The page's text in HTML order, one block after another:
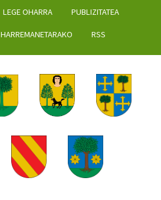
LEGE OHARRA PUBLIZITATEA
HARREMANETARAKO RSS